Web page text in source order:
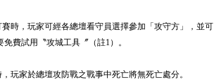
賽時，玩家可經各總壇看守員選擇參加「攻守方」，並可
免費試用〝攻城工具〞（註1）。
玩家於總壇攻防戰之戰事中死亡將無死亡處分。